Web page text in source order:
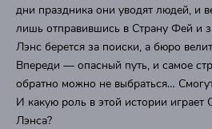
дни праздника они уводят людей, и
лишь отправившись в Страну Фей и
Лэнс берется за поиски, а бюро
Впереди — опасный путь, и самое
обратно можно не выбраться…
И какую роль в этой истории играет
Лэнса?